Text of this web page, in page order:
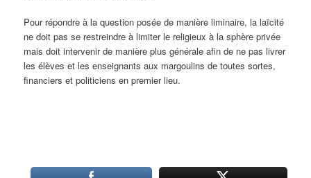
Pour répondre à la question posée de manière liminaire, la laïcité
ne doit pas se restreindre à limiter le religieux à la sphère privée
mais doit intervenir de manière plus générale afin de ne pas livrer
les élèves et les enseignants aux margoulins de toutes sortes,
financiers et politiciens en premier lieu.